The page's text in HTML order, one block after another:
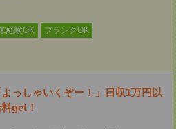
経験OK ブランクOK
っしゃいくぞー！」日収1万円以
get！